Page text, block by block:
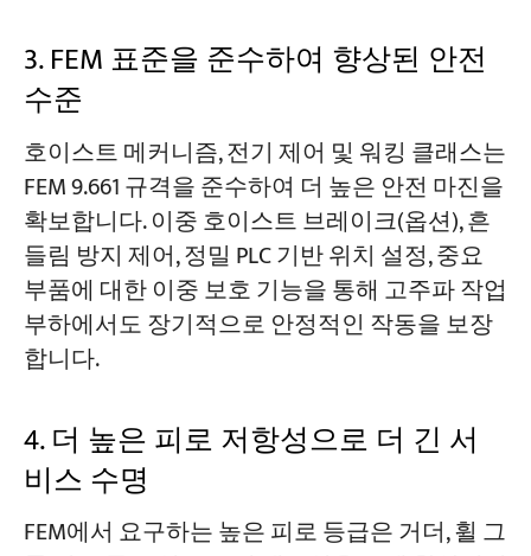
3. FEM 표준을 준수하여 향상된 안전
수준
호이스트 메커니즘, 전기 제어 및 워킹 클래스는
FEM 9.661 규격을 준수하여 더 높은 안전 마진을
확보합니다. 이중 호이스트 브레이크(옵션), 흔
들림 방지 제어, 정밀 PLC 기반 위치 설정, 중요
부품에 대한 이중 보호 기능을 통해 고주파 작업
부하에서도 장기적으로 안정적인 작동을 보장
합니다.
4. 더 높은 피로 저항성으로 더 긴 서
비스 수명
FEM에서 요구하는 높은 피로 등급은 거더, 휠 그